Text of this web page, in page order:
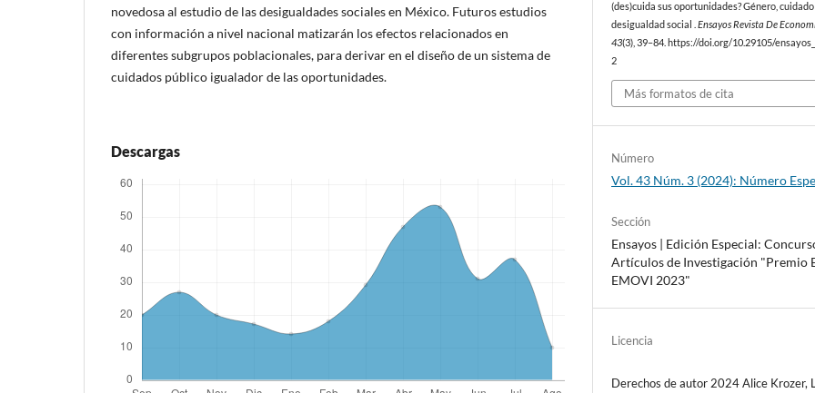
novedosa al estudio de las desigualdades sociales en México. Futuros estudios
con información a nivel nacional matizarán los efectos relacionados en
diferentes subgrupos poblacionales, para derivar en el diseño de un sistema de
cuidados público igualador de las oportunidades.
Descargas
(des)cuida sus oportunidades? Género,
desigualdad social .Ensayos Revista De
43(3), 39–84. https://doi.org/10.29105/
2
Más formatos de cita
Número
Vol. 43 Núm. 3 (2024): Número
Sección
Ensayos | Edición Especial:
Artículos de Investigación "Premio
EMOVI 2023"
Licencia
Derechos de autor 2024 Alice Krozer,